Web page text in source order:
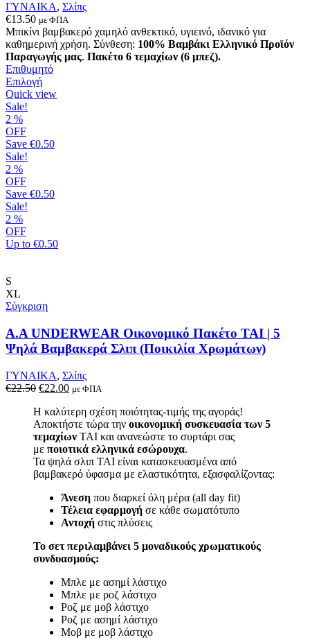
ΓΥΝΑΙΚΑ, Σλίπς
€13.50 με ΦΠΑ
Μπικίνι βαμβακερό χαμηλό ανθεκτικό, υγιεινό, ιδανικό για
καθημερινή χρήση. Σύνθεση: 100% Βαμβάκι Ελληνικό Προϊόν
Παραγωγής μας. Πακέτο 6 τεμαχίων (6 μπεζ).
Επιθυμητό
ΕπιλογήΑυτό
το
παραλλαγές.
να
του
Quick view
Sale!
2 %
OFF
Save €0.50
Sale!
2 %
OFF
Save €0.50
Sale!
2 %
OFF
Up to €0.50
S
XL
Σύγκριση
A.A UNDERWEAR Οικονομικό Πακέτο TAI | 5
Ψηλά Βαμβακερά Σλιπ (Ποικιλία Χρωμάτων)
ΓΥΝΑΙΚΑ, Σλίπς
€22.50 Original
was:
€22.50.
€22.00Η
τιμή
είναι:
€22.00.
με ΦΠΑ
Η καλύτερη σχέση ποιότητας-τιμής της αγοράς!
Αποκτήστε τώρα την οικονομική συσκευασία των 5
τεμαχίων TAI και ανανεώστε το συρτάρι σας
με ποιοτικά ελληνικά εσώρουχα.
Τα ψηλά σλιπ TAI είναι κατασκευασμένα από
βαμβακερό ύφασμα με ελαστικότητα, εξασφαλίζοντας:
Άνεση που διαρκεί όλη μέρα (all day fit)
Τέλεια εφαρμογή σε κάθε σωματότυπο
Αντοχή στις πλύσεις
Το σετ περιλαμβάνει 5 μοναδικούς χρωματικούς
συνδυασμούς:
Μπλε με ασημί λάστιχο
Μπλε με ροζ λάστιχο
Ροζ με μοβ λάστιχο
Ροζ με ασημί λάστιχο
Μοβ με μοβ λάστιχο